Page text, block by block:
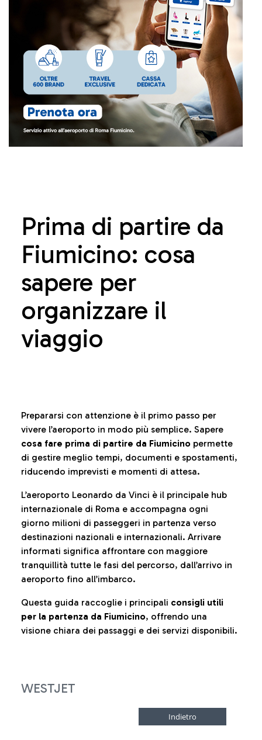
Prima di partire da
Fiumicino: cosa
sapere per
organizzare il
viaggio
Prepararsi con attenzione è il primo passo per
vivere l’aeroporto in modo più semplice. Sapere
cosa fare prima di partire da Fiumicino permette
di gestire meglio tempi, documenti e spostamenti,
riducendo imprevisti e momenti di attesa.
L’aeroporto Leonardo da Vinci è il principale hub
internazionale di Roma e accompagna ogni
giorno milioni di passeggeri in partenza verso
destinazioni nazionali e internazionali. Arrivare
informati significa affrontare con maggiore
tranquillità tutte le fasi del percorso, dall’arrivo in
aeroporto fino all’imbarco.
Questa guida raccoglie i principali consigli utili
per la partenza da Fiumicino, offrendo una
visione chiara dei passaggi e dei servizi disponibili.
WESTJET